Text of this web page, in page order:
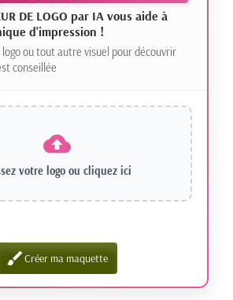
DE LOGO par IA vous aide à
d'impression !
ou tout autre visuel pour découvrir
conseillée
votre logo ou cliquez ici
brushCréer ma maquette